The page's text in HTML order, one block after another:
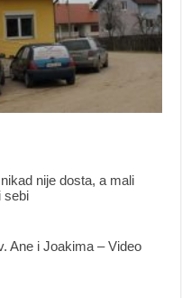
nije dosta, a mali
sebi
Ane i Joakima – Video